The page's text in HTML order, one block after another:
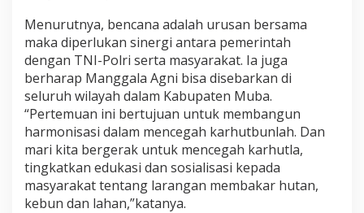
Menurutnya, bencana adalah urusan bersama
maka diperlukan sinergi antara pemerintah
dengan TNI-Polri serta masyarakat. Ia juga
berharap Manggala Agni bisa disebarkan di
seluruh wilayah dalam Kabupaten Muba.
“Pertemuan ini bertujuan untuk membangun
harmonisasi dalam mencegah karhutbunlah. Dan
mari kita bergerak untuk mencegah karhutla,
tingkatkan edukasi dan sosialisasi kepada
masyarakat tentang larangan membakar hutan,
kebun dan lahan,”katanya.